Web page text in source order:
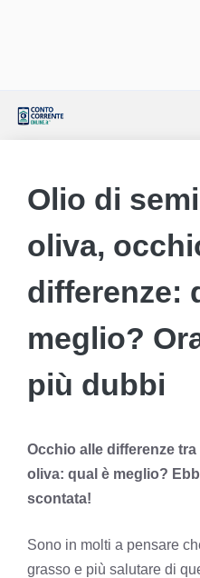
Olio di
oliva,
differenze:
meglio?
più dubbi
Occhio alle differenze
oliva: qual è meglio?
scontata!
Sono in molti a pensare
grasso e più salutare di